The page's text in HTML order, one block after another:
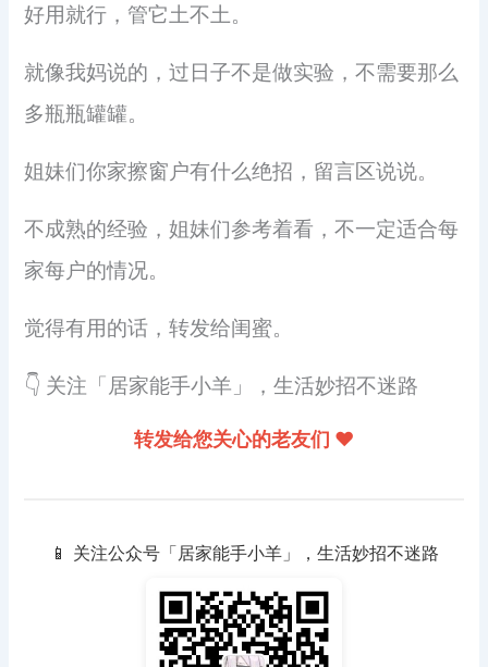
好用就行，管它土不土。
就像我妈说的，过日子不是做实验，不需要那么
多瓶瓶罐罐。
姐妹们你家擦窗户有什么绝招，留言区说说。
不成熟的经验，姐妹们参考着看，不一定适合每
家每户的情况。
觉得有用的话，转发给闺蜜。
👇 关注「居家能手小羊」，生活妙招不迷路
转发给您关心的老友们 ❤️
📱 关注公众号「居家能手小羊」，生活妙招不迷路